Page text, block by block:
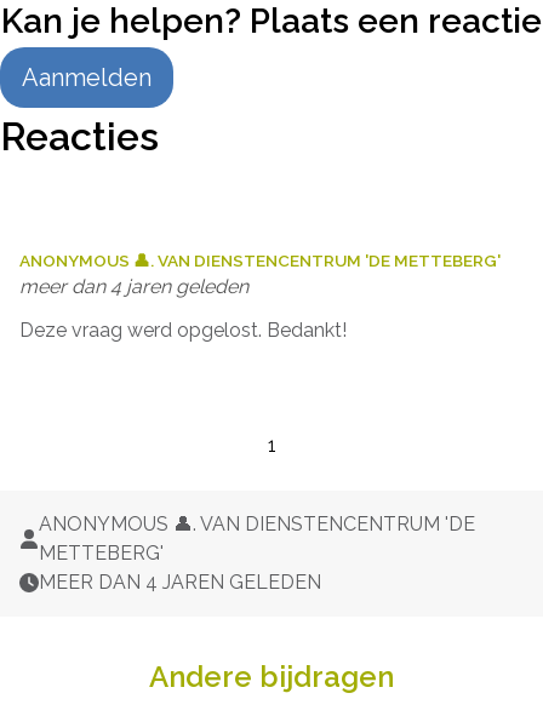
Kan je helpen? Plaats een reactie
Aanmelden
Reacties
ANONYMOUS 👤. VAN DIENSTENCENTRUM 'DE METTEBERG'
meer dan 4 jaren geleden
Deze vraag werd opgelost. Bedankt!
1
ANONYMOUS 👤. VAN DIENSTENCENTRUM 'DE
METTEBERG'
MEER DAN 4 JAREN GELEDEN
Andere bijdragen